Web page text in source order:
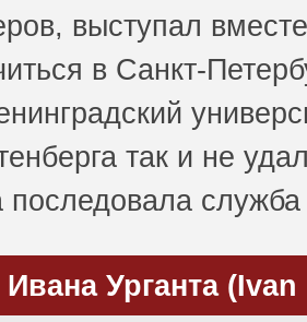
выступал
в Санкт-
так и не
последовала
Урганта